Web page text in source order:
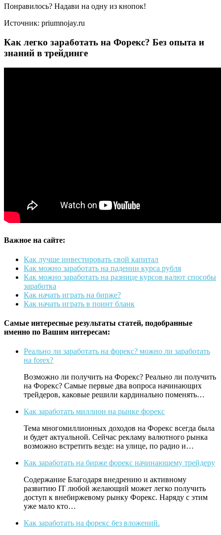
Понравилось? Надави на одну из кнопок!
Источник: priumnojay.ru
Как легко заработать на Форекс? Без опыта и
знаний в трейдинге
Важное на сайте:
Как лучше инвестировать свой капитал
Как можно заработать на падении курса рубля
Как можно заработать на разнице курсов валют способы
заработка
Как начать играть на бирже?
Как начать играть в поинт бланк
Самые интересные результаты статей, подобранные
именно по Вашим интересам:
Реально ли заработать на форекс? можно ли заработать
на forex?
Возможно ли получить на Форекс? Реально ли получить
на Форекс? Самые первые два вопроса начинающих
трейдеров, каковые решили кардинально поменять…
Как заработать миллион на рынке форекс
Тема многомиллионных доходов на Форекс всегда была
и будет актуальной. Сейчас рекламу валютного рынка
возможно встретить везде: на улице, по радио и…
Как заработать на бирже форекс начинающему трейдеру
Содержание Благодаря внедрению и активному
развитию IT любой желающий может легко получить
доступ к внебиржевому рынку Форекс. Наряду с этим
уже мало кто…
Как заработать на форекс без вложений.